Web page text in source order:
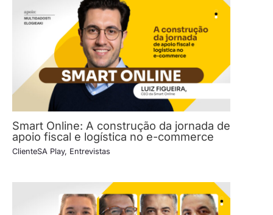
Smart Online: A construção da jornada de
apoio fiscal e logística no e-commerce
ClienteSA Play, Entrevistas